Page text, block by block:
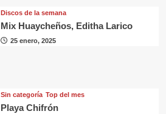
Discos de la semana
Mix Huaycheños, Editha Larico
25 enero, 2025
Sin categorí­a Top del mes
Playa Chifrón